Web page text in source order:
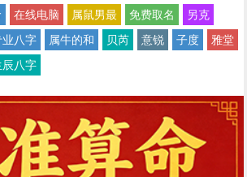
在线电脑 属鼠男最 免费取名
另克
业八字 属牛的和 贝芮 意锐 子度
雅堂
辰八字